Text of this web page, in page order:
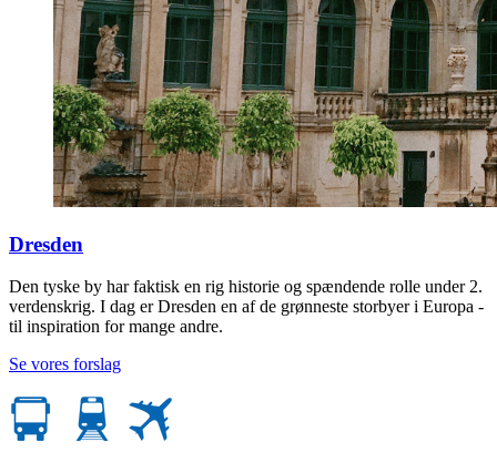
Dresden
Den tyske by har faktisk en rig historie og spændende rolle under 2.
verdenskrig. I dag er Dresden en af de grønneste storbyer i Europa -
til inspiration for mange andre.
Se vores forslag